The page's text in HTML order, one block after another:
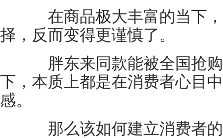
在商品极大丰富的当下，
择，反而变得更谨慎了。
胖东来同款能被全国抢购
下，本质上都是在消费者心目
感。
那么该如何建立消费者的